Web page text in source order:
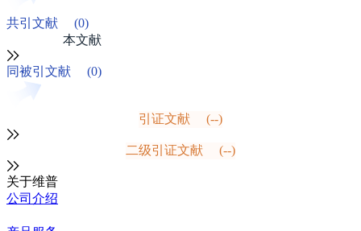
共引文献
(0)
本文献
同被引文献 (0)
引证文献 (--)
二级引证文献 (--)
关于维普
公司介绍